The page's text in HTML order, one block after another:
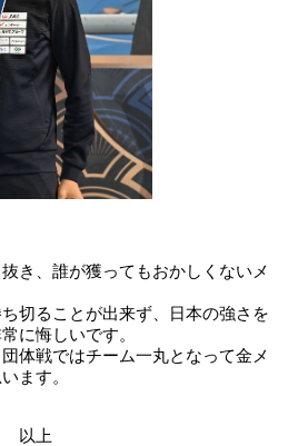
き、誰が獲ってもおかしくないメ
切ることが出来ず、日本の強さを
に悔しいです。
体戦ではチーム一丸となって金メ
ます。